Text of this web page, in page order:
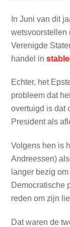
In Juni van dit
wetsvoorstellen
Verenigde
handel in
Echter, het
probleem dat
overtuigd is dat
President als
Volgens hen is
Andreessen)
langer bezig
Democratische
reden om zijn
Dat waren de